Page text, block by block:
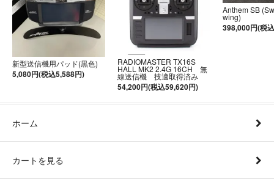
新型送信機用パッド(黒色)
5,080円(税込5,588円)
RADIOMASTER TX16S
HALL MK2 2.4G 16CH 無
線送信機 技適取得済み
54,200円(税込59,620円)
Anthem SB
wing)
398,000円(税
ホーム
カートを見る